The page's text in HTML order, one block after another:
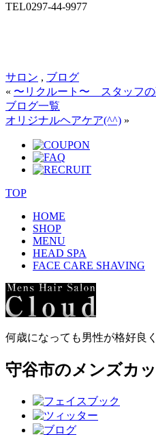
TEL0297-44-9977
サロン , ブログ
« 〜リクルート〜 スタッフ
ブログ一覧
オリジナルヘアケア(^^) »
TOP
HOME
SHOP
MENU
HEAD SPA
FACE CARE SHAVING
何歳になっても男性が格好良
守谷市のメンズカ